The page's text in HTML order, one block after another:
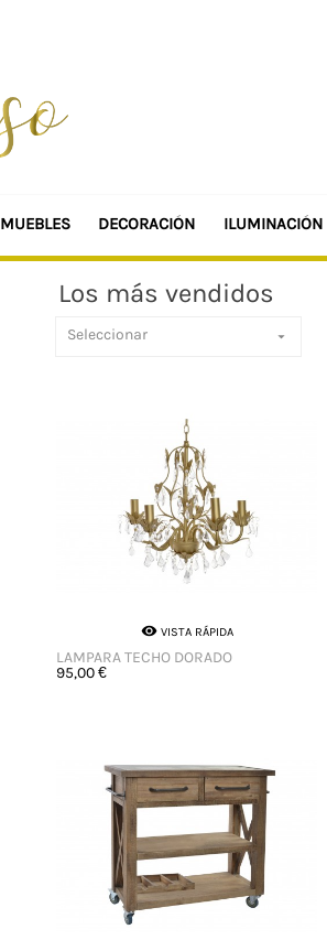
MUEBLES DECORACIÓN ILUMINACIÓN
Los más vendidos
Seleccionar 
LAMPARA TECHO DORADO
95,00 €
VISTA RÁPIDA